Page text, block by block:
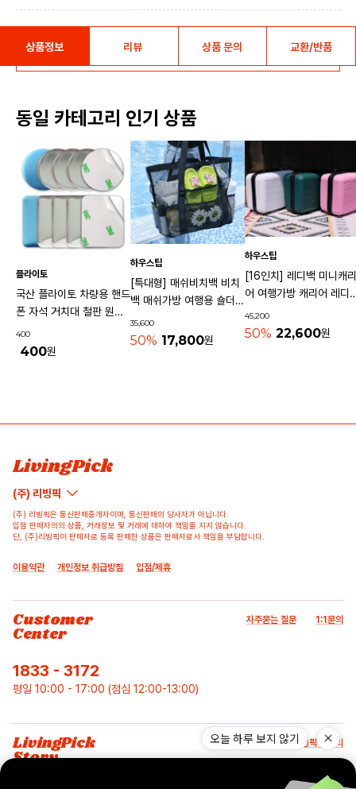
상품정보 리뷰 상품 문의 교환/반품
상세 정보 더 보기
동일 카테고리 인기 상품
플라이토
국산 플라이토 차량용 핸드
폰 자석 거치대 철판 원형
사각 40mm
400
400원
하우스팁
[특대형] 매쉬비치백 비치
백 매쉬가방 여행용 숄더백
물놀이가방 수영가방 물빠
지는가방
35,600
50% 17,800원
하우스팁
[16인치] 레디백 미니캐리
어 여행가방 캐리어 레디
기내용가방
45,200
50% 22,600원
LivingPick
(주) 리빙픽
(주) 리빙픽은 통신판매중개자이며, 통신판매의 당사자가 아닙니다.
입점 판매자의의 상품, 거래정보 및 거래에 대하여 책임을 지지 않습니다.
단, (주)리빙픽이 판매자로 등록 판매한 상품은 판매자로서 책임을 부담합니다.
이용약관 개인정보 취급방침 입점/제휴
Customer
Center
자주묻는 질문 1:1문의
1833 - 3172
평일 10:00 - 17:00 (점심 12:00-13:00)
LivingPick
Story
리빙픽 스토리
오늘 하루 보지 않기